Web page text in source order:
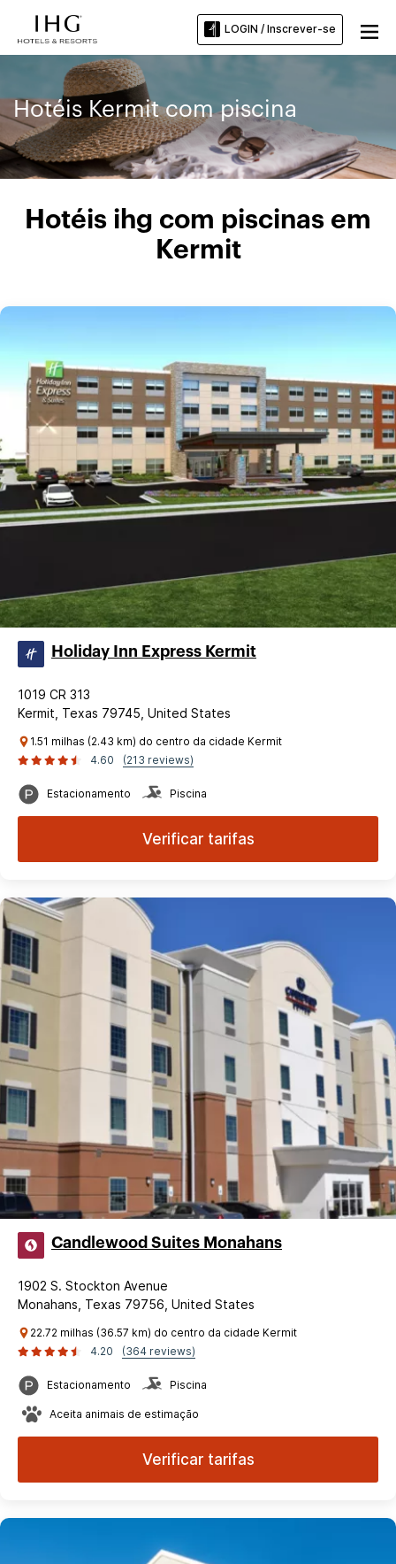
LOGIN / Inscrever-se
Hotéis Kermit com piscina
Hotéis ihg com piscinas em
Kermit
Holiday Inn Express Kermit
1019 CR 313
Kermit, Texas 79745, United States
1.51 milhas (2.43 km) do centro da cidade Kermit
4.60
(213 reviews)
Estacionamento Piscina
Verificar tarifas
Candlewood Suites Monahans
1902 S. Stockton Avenue
Monahans, Texas 79756, United States
22.72 milhas (36.57 km) do centro da cidade Kermit
4.20
(364 reviews)
Estacionamento Piscina
Aceita animais de estimação
Verificar tarifas